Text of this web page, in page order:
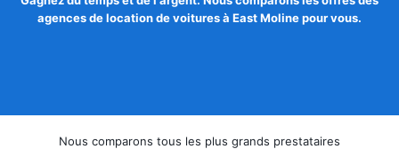
agences de location de voitures à East Moline pour vous.
Nous comparons tous les plus grands prestataires